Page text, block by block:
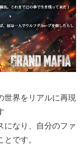
世界をリアルに再現
になり、自分のファ
です。